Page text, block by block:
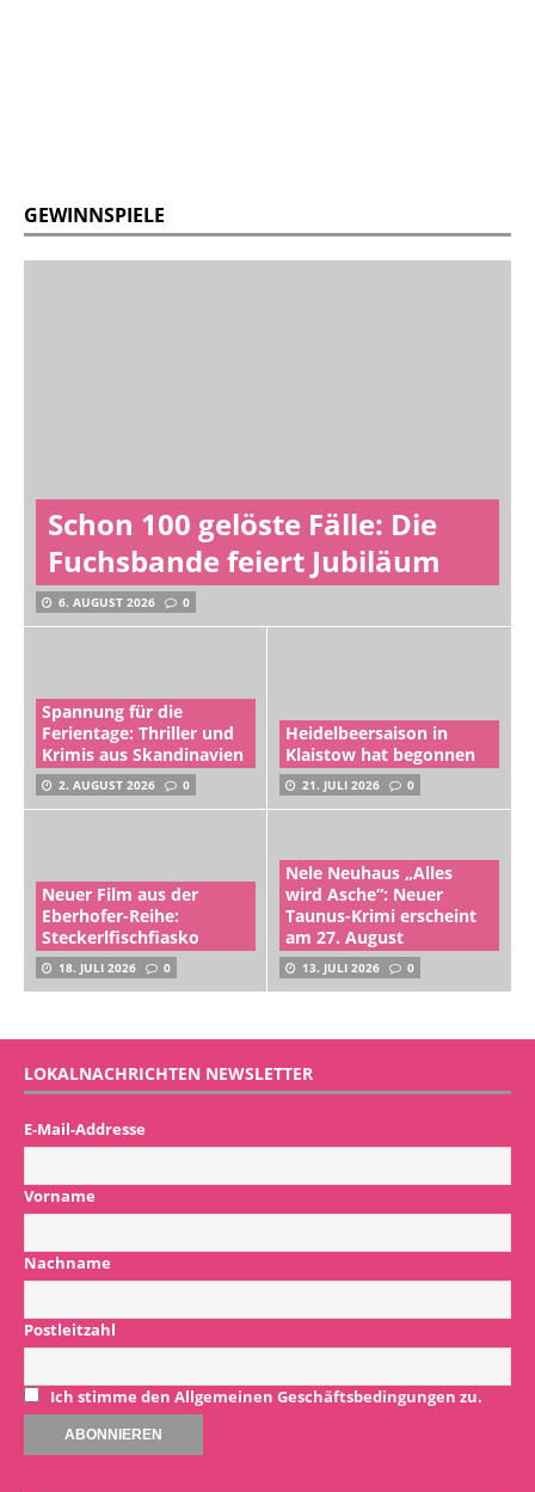
GEWINNSPIELE
Schon 100 gelöste Fälle: Die
Fuchsbande feiert Jubiläum
6. AUGUST 2026 0
Spannung für die
Ferientage: Thriller und
Krimis aus Skandinavien
2. AUGUST 2026 0
Heidelbeersaison in
Klaistow hat begonnen
21. JULI 2026 0
Neuer Film aus der
Eberhofer-Reihe:
Steckerlfischfiasko
18. JULI 2026 0
Nele Neuhaus „Alles
wird Asche“: Neuer
Taunus-Krimi erscheint
am 27. August
13. JULI 2026 0
LOKALNACHRICHTEN NEWSLETTER
E-Mail-Addresse
Vorname
Nachname
Postleitzahl
Ich stimme den Allgemeinen Geschäftsbedingungen zu.